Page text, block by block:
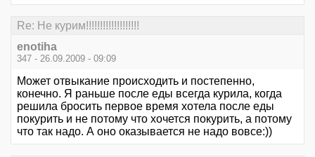
Re: Не курим!!!!!!!!!!!!!!!!!!!
enotiha
347 - 26.09.2009 - 09:09
Может отвыкание происходить и постепенно,
конечно. Я раньше после еды всегда курила, когда
решила бросить первое время хотела после еды
покурить и не потому что хочется покурить, а потому
что так надо. А оно оказывается не надо вовсе:))